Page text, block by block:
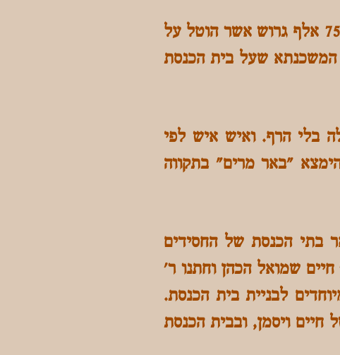
בשנת ה'תקע"ו (1816) מושכן בית הכנסת הגדול בגלל המס הכבד בסך 75 אלף גרוש אשר הוטל על
המשכנתא שעל בית הכנסת
בלי הרף. ואיש איש לפי
"באר מרים" בתקווה
כמו שאר בתי הכנסת של החסידים
חרב עד שבשנת ה'ת"ר (1840) יצאו ר' חיים שמואל הכהן וחתנו ר'
לבניית בית הכנסת.
חיים ויסמן, ובבית הכנסת